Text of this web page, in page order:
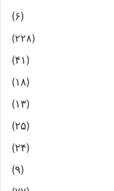
(۶)
(۲۲۸)
(۴۱)
(۱۸)
(۱۳)
(۲۵)
(۲۴)
(۹)